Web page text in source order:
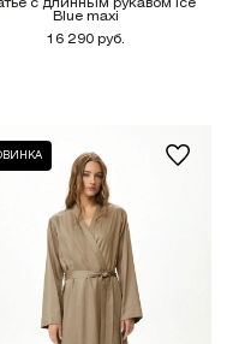
Blue maxi
16 290 руб.